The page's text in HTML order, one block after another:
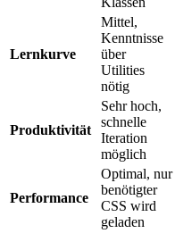
Lernkurve
Mittel,
Kenntnisse
über
Utilities
nötig
Produktivität
Sehr hoch,
schnelle
Iteration
möglich
Performance
Optimal, nur
benötigter
CSS wird
geladen